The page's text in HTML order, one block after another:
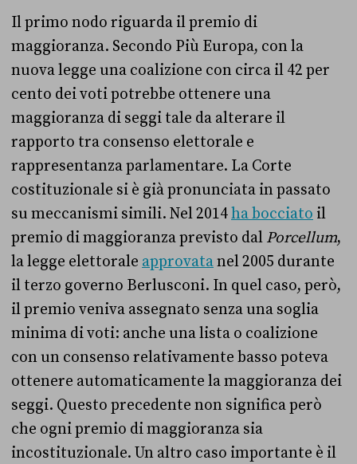
Il primo nodo riguarda il premio di
maggioranza. Secondo Più Europa, con la
nuova legge una coalizione con circa il 42 per
cento dei voti potrebbe ottenere una
maggioranza di seggi tale da alterare il
rapporto tra consenso elettorale e
rappresentanza parlamentare. La Corte
costituzionale si è già pronunciata in passato
su meccanismi simili. Nel 2014ha bocciato il
premio di maggioranza previsto dal Porcellum,
la legge elettorale approvatanel 2005 durante
il terzo governo Berlusconi. In quel caso, però,
il premio veniva assegnato senza una soglia
minima di voti: anche una lista o coalizione
con un consenso relativamente basso poteva
ottenere automaticamente la maggioranza dei
seggi. Questo precedente non significa però
che ogni premio di maggioranza sia
incostituzionale. Un altro caso importante è il